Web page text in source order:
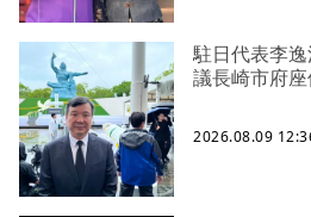
駐日代表李
議長崎市府座
2026.08.09